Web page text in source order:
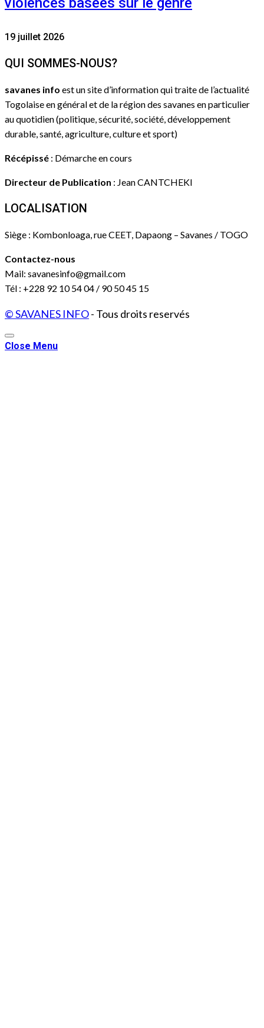
19 juillet 2026
QUI SOMMES-NOUS?
savanes info est un site d’information qui traite de l’actualité
Togolaise en général et de la région des savanes en particulier
au quotidien (politique, sécurité, société, développement
durable, santé, agriculture, culture et sport)
Récépissé : Démarche en cours
Directeur de Publication : Jean CANTCHEKI
LOCALISATION
Siège : Kombonloaga, rue CEET, Dapaong – Savanes / TOGO
Contactez-nous
Mail: savanesinfo@gmail.com
Tél : +228 92 10 54 04 / 90 50 45 15
© SAVANES INFO- Tous droits reservés
Close Menu